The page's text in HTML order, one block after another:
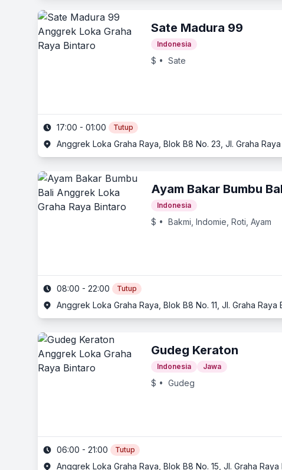
Sate Madura 99
Indonesia
$ • Sate
17:00 - 01:00 Tutup
Anggrek Loka Graha Raya, Blok B8 No. 23, Jl. Graha
Ayam Bakar Bumbu
Indonesia
$ • Bakmi, Indomie, Roti, Ayam
08:00 - 22:00 Tutup
Anggrek Loka Graha Raya, Blok B8 No. 11, Jl. Graha
Gudeg Keraton
Indonesia Jawa
$ • Gudeg
06:00 - 21:00 Tutup
Anggrek Loka Graha Raya, Blok B8 No. 15, Jl. Graha